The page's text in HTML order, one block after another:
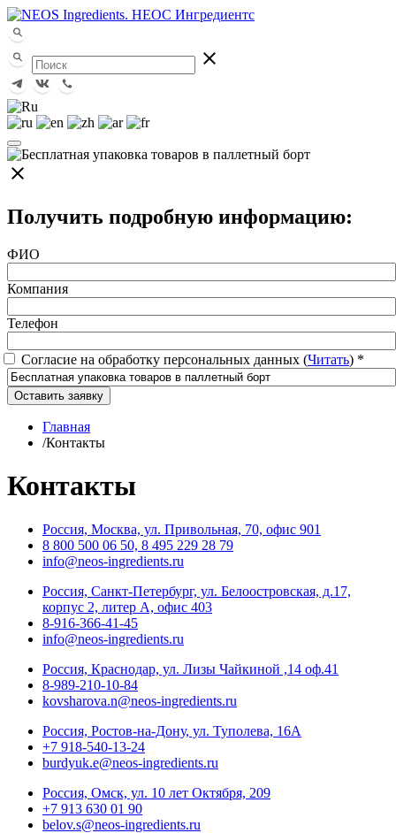
close
close
Получить подробную информацию:
ФИО
Компания
Телефон
Согласие на обработку персональных данных (Читать) *
Оставить заявку
Главная
/Контакты
Контакты
Россия, Москва, ул. Привольная, 70, офис 901
8 800 500 06 50, 8 495 229 28 79
info@neos-ingredients.ru
Россия, Санкт-Петербург, ул. Белоостровская, д.17,
корпус 2, литер А, офис 403
8-916-366-41-45
info@neos-ingredients.ru
Россия, Краснодар, ул. Лизы Чайкиной ,14 оф.41
8-989-210-10-84
kovsharova.n@neos-ingredients.ru
Россия, Ростов-на-Дону, ул. Туполева, 16А
+7 918-540-13-24
burdyuk.e@neos-ingredients.ru
Россия, Омск, ул. 10 лет Октября, 209
+7 913 630 01 90
belov.s@neos-ingredients.ru